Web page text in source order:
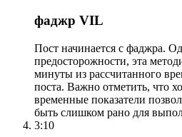
фаджр VIL
Пост начинается с фаджра.
предосторожности, эта
минуты из рассчитанного
поста. Важно отметить, что
временные показатели
быть слишком рано для
3:10